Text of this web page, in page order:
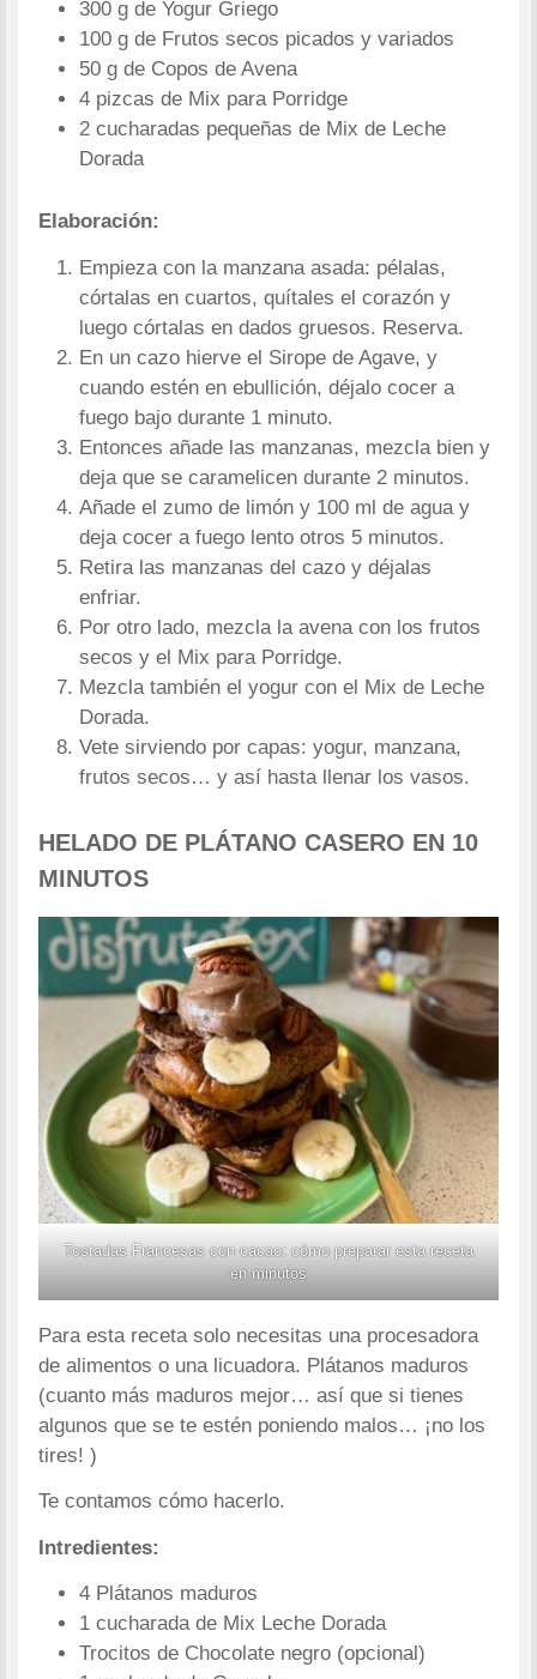
300 g de Yogur Griego
100 g de Frutos secos picados y variados
50 g de Copos de Avena
4 pizcas de Mix para Porridge
2 cucharadas pequeñas de Mix de Leche
Dorada
Elaboración:
Empieza con la manzana asada: pélalas,
córtalas en cuartos, quítales el corazón y
luego córtalas en dados gruesos. Reserva.
En un cazo hierve el Sirope de Agave, y
cuando estén en ebullición, déjalo cocer a
fuego bajo durante 1 minuto.
Entonces añade las manzanas, mezcla bien y
deja que se caramelicen durante 2 minutos.
Añade el zumo de limón y 100 ml de agua y
deja cocer a fuego lento otros 5 minutos.
Retira las manzanas del cazo y déjalas
enfriar.
Por otro lado, mezcla la avena con los frutos
secos y el Mix para Porridge.
Mezcla también el yogur con el Mix de Leche
Dorada.
Vete sirviendo por capas: yogur, manzana,
frutos secos… y así hasta llenar los vasos.
HELADO DE PLÁTANO CASERO EN 10
MINUTOS
Tostadas Francesas con cacao: cómo preparar esta receta
en minutos
Para esta receta solo necesitas una procesadora
de alimentos o una licuadora. Plátanos maduros
(cuanto más maduros mejor… así que si tienes
algunos que se te estén poniendo malos… ¡no los
tires! )
Te contamos cómo hacerlo.
Intredientes:
4 Plátanos maduros
1 cucharada de Mix Leche Dorada
Trocitos de Chocolate negro (opcional)